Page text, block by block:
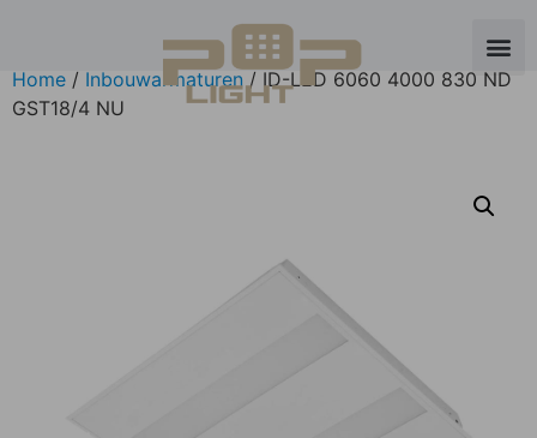
Home / Inbouwarmaturen / ID-LED 6060 4000 830 ND
GST18/4 NU